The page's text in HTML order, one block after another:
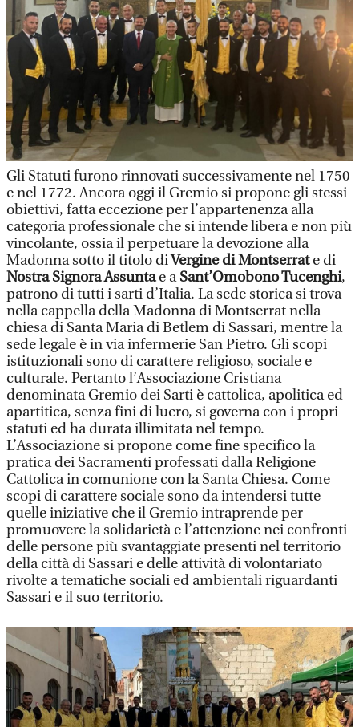
Gli Statuti furono rinnovati successivamente nel 1750
e nel 1772. Ancora oggi il Gremio si propone gli stessi
obiettivi, fatta eccezione per l’appartenenza alla
categoria professionale che si intende libera e non più
vincolante, ossia il perpetuare la devozione alla
Madonna sotto il titolo diVergine di Montserrate di
Nostra Signora Assuntae aSant’Omobono Tucenghi,
patrono di tutti i sarti d’Italia. La sede storica si trova
nella cappella della Madonna di Montserrat nella
chiesa di Santa Maria di Betlem di Sassari, mentre la
sede legale è in via infermerie San Pietro. Gli scopi
istituzionali sono di carattere religioso, sociale e
culturale. Pertanto l’Associazione Cristiana
denominata Gremio dei Sarti è cattolica, apolitica ed
apartitica, senza fini di lucro, si governa con i propri
statuti ed ha durata illimitata nel tempo.
L’Associazione si propone come fine specifico la
pratica dei Sacramenti professati dalla Religione
Cattolica in comunione con la Santa Chiesa. Come
scopi di carattere sociale sono da intendersi tutte
quelle iniziative che il Gremio intraprende per
promuovere la solidarietà e l’attenzione nei confronti
delle persone più svantaggiate presenti nel territorio
della città di Sassari e delle attività di volontariato
rivolte a tematiche sociali ed ambientali riguardanti
Sassari e il suo territorio.